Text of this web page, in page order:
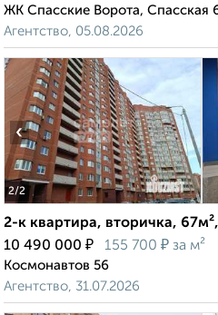
ЖК Спасские Ворота, Спасская
Агентство, 05.08.2026
2/2
‹
2-к квартира, вторичка,
10 490 000 ₽ 155 700 ₽ за м²
Космонавтов 56
Агентство, 31.07.2026